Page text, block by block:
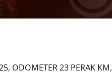
ODOMETER 23 PERAK KM,